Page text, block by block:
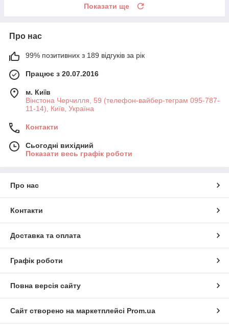
Показати ще
Про нас
99% позитивних з 189 відгуків за рік
Працює з 20.07.2016
м. Київ
Вінстона Черчилля, 59 (телефон-вайбер-теграм 095-787-
11-14), Київ, Україна
Контакти
Сьогодні вихідний
Показати весь графік роботи
Про нас
Контакти
Доставка та оплата
Графік роботи
Повна версія сайту
Сайт створено на маркетплейсі Prom.ua